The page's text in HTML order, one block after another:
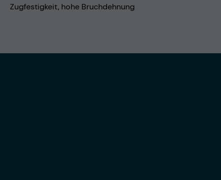
Zugfestigkeit, hohe Bruchdehnung